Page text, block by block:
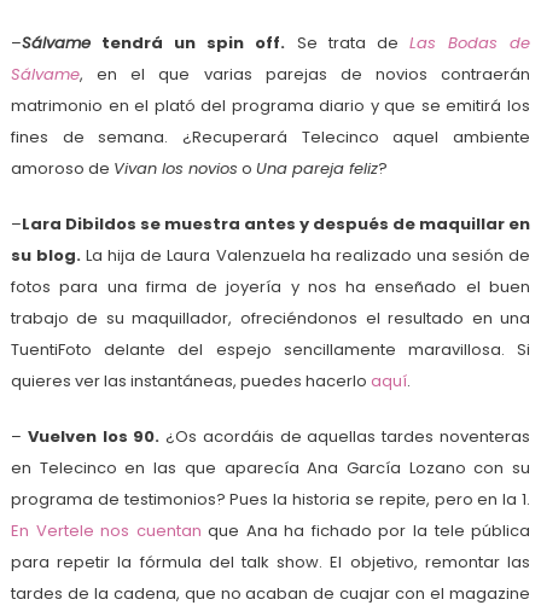
–Sálvametendrá un spin off. Se trata de Las Bodas de
Sálvame, en el que varias parejas de novios contraerán
matrimonio en el plató del programa diario y que se emitirá los
fines de semana. ¿Recuperará Telecinco aquel ambiente
amoroso de Vivan los novios o Una pareja feliz?
–Lara Dibildos se muestra antes y después de maquillar en
su blog. La hija de Laura Valenzuela ha realizado una sesión de
fotos para una firma de joyería y nos ha enseñado el buen
trabajo de su maquillador, ofreciéndonos el resultado en una
TuentiFoto delante del espejo sencillamente maravillosa. Si
quieres ver las instantáneas, puedes hacerlo aquí.
– Vuelven los 90. ¿Os acordáis de aquellas tardes noventeras
en Telecinco en las que aparecía Ana García Lozano con su
programa de testimonios? Pues la historia se repite, pero en la 1.
En Vertele nos cuentan que Ana ha fichado por la tele pública
para repetir la fórmula del talk show. El objetivo, remontar las
tardes de la cadena, que no acaban de cuajar con el magazine